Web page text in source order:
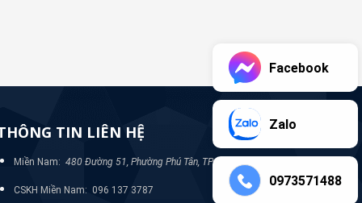
TIN LIÊN HỆ
Miền Nam: 480 Đường 51, Phường Phú Tân, TP Bình Dương
CSKH Miền Nam: 096 137 3787
Facebook
Zalo
0973571488